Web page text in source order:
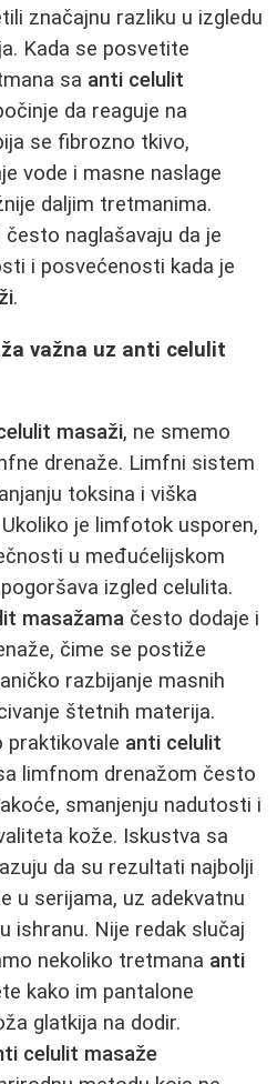
značajnu razliku u izgledu
Kada se posvetite
sa anti celulit
da reaguje na
se fibrozno tkivo,
vode i masne naslage
daljim tretmanima.
naglašavaju da je
i posvećenosti kada je
.
važna uz anti celulit
masaži, ne smemo
drenaže. Limfni sistem
toksina i viška
je limfotok usporen,
u međućelijskom
izgled celulita.
masažama često dodaje i
čime se postiže
razbijanje masnih
štetnih materija.
praktikovale anti celulit
limfnom drenažom često
smanjenju nadutosti i
kože. Iskustva sa
da su rezultati najbolji
u serijama, uz adekvatnu
ishranu. Nije redak slučaj
nekoliko tretmana anti
kako im pantalone
glatkija na dodir.
celulit masaže